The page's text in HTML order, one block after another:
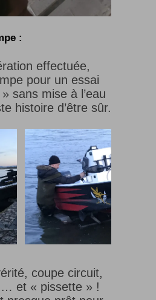
:
effectuée,
pour un essai
sans mise à l’eau
histoire d’être sûr.
coupe circuit,
et « pissette » !